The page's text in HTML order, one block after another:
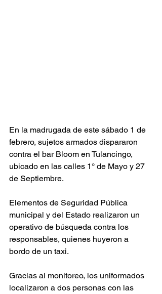
En la madrugada de este sábado 1 de
febrero, sujetos armados dispararon
contra el bar Bloom en Tulancingo,
ubicado en las calles 1° de Mayo y 27
de Septiembre.
Elementos de Seguridad Pública
municipal y del Estado realizaron un
operativo de búsqueda contra los
responsables, quienes huyeron a
bordo de un taxi.
Gracias al monitoreo, los uniformados
localizaron a dos personas con las